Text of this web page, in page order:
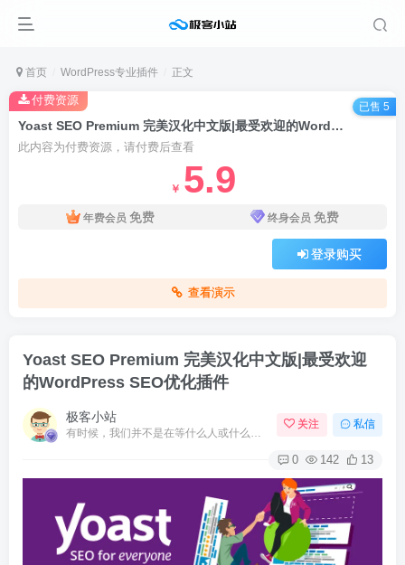
首页 WordPress专业插件 正文
Yoast SEO Premium 完美汉化中文版|最受欢迎的WordPress SEO优化插件
此内容为付费资源，请付费后查看
￥ 5.9
年费会员 免费 终身会员 免费
登录购买
查看演示
付费资源
已售 5
Yoast SEO Premium 完美汉化中文版|最受欢迎
的WordPress SEO优化插件
极客小站
有时候，我们并不是在等什么人或什么事。我们只是在静待岁月改变自己
关注 私信
0 142 13